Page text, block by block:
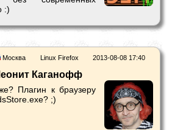
:)
2013-08-08 17:40
Linux Firefox
Москва
Каганофф
Плагин к браузеру
;)